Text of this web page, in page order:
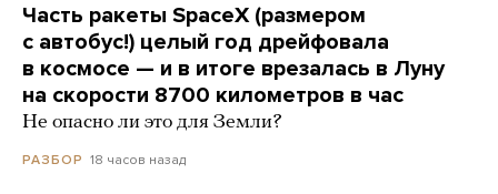
Часть ракеты SpaceX (размером
с автобус!) целый год дрейфовала
в космосе — и в итоге врезалась в Луну
на скорости 8700 километров в час
Не опасно ли это для Земли?
РАЗБОР 18 часов назад